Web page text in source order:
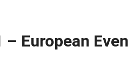
– European